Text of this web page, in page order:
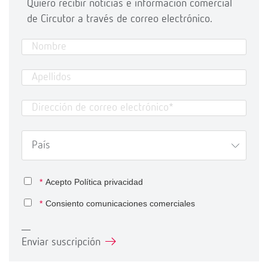
Quiero recibir noticias e información comercial
de Circutor a través de correo electrónico.
* Acepto Política privacidad
* Consiento comunicaciones comerciales
Enviar suscripción